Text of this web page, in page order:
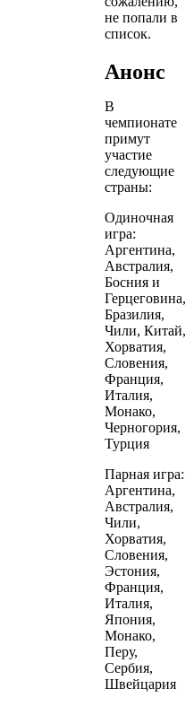
не попали в
список.
Анонс
В
чемпионате
примут
участие
следующие
страны:
Одиночная
игра:
Аргентина,
Австралия,
Босния и
Герцеговина,
Бразилия,
Чили, Китай,
Хорватия,
Словения,
Франция,
Италия,
Монако,
Черногория,
Турция
Парная игра:
Аргентина,
Австралия,
Чили,
Хорватия,
Словения,
Эстония,
Франция,
Италия,
Япония,
Монако,
Перу,
Сербия,
Швейцария